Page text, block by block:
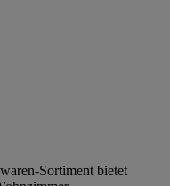
Sortiment bietet